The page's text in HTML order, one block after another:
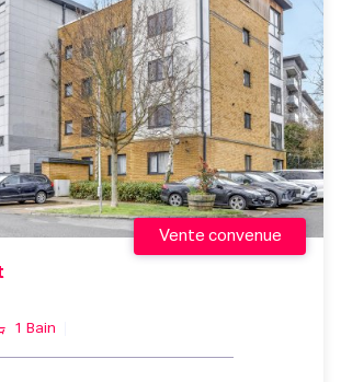
1 Bain
Vente convenue